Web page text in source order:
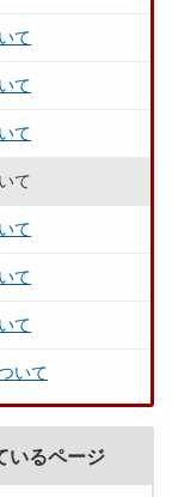
て
て
て
て
て
て
て
いて
いるページ